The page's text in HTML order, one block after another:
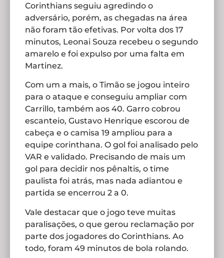
Corinthians seguiu agredindo o
adversário, porém, as chegadas na área
não foram tão efetivas. Por volta dos 17
minutos, Leonai Souza recebeu o segundo
amarelo e foi expulso por uma falta em
Martinez.
Com um a mais, o Timão se jogou inteiro
para o ataque e conseguiu ampliar com
Carrillo, também aos 40. Garro cobrou
escanteio, Gustavo Henrique escorou de
cabeça e o camisa 19 ampliou para a
equipe corinthana. O gol foi analisado pelo
VAR e validado. Precisando de mais um
gol para decidir nos pênaltis, o time
paulista foi atrás, mas nada adiantou e
partida se encerrou 2 a 0.
Vale destacar que o jogo teve muitas
paralisações, o que gerou reclamação por
parte dos jogadores do Corinthians. Ao
todo, foram 49 minutos de bola rolando.